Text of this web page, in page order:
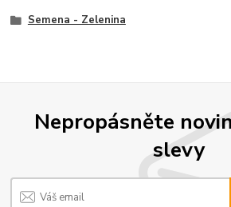
Semena - Zelenina
Nepropásněte
slevy